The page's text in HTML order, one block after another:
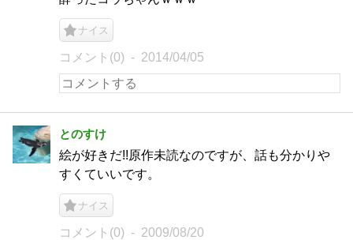
ナイス
コメント(0) 2014/04/05
とのすけ
絵が好きだ!!原作未読なのですが、話も分かりや
すくていいです。
ナイス
コメント(0) 2009/08/20